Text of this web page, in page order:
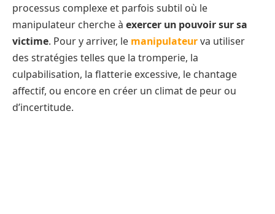
processus complexe et parfois subtil où le
manipulateur cherche à exercer un pouvoir sur sa
victime. Pour y arriver, le manipulateurva utiliser
des stratégies telles que la tromperie, la
culpabilisation, la flatterie excessive, le chantage
affectif, ou encore en créer un climat de peur ou
d’incertitude.